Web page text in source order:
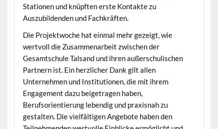
Stationen und knüpften erste Kontakte zu
Auszubildenden und Fachkräften.
Die Projektwoche hat einmal mehr gezeigt, wie
wertvoll die Zusammenarbeit zwischen der
Gesamtschule Talsand und ihren außerschulischen
Partnern ist. Ein herzlicher Dank gilt allen
Unternehmen und Institutionen, die mit ihrem
Engagement dazu beigetragen haben,
Berufsorientierung lebendig und praxisnah zu
gestalten. Die vielfältigen Angebote haben den